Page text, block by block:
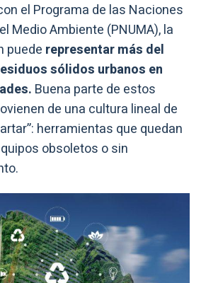
el Programa de las Naciones
Medio Ambiente (PNUMA), la
puede representar más del
sólidos urbanos en
Buena parte de estos
de una cultura lineal de
herramientas que quedan
obsoletos o sin